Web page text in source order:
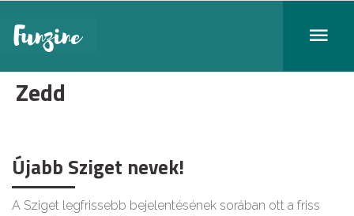
Zedd
Újabb Sziget nevek!
A Sziget legfrissebb bejelentésének sorában ott a friss